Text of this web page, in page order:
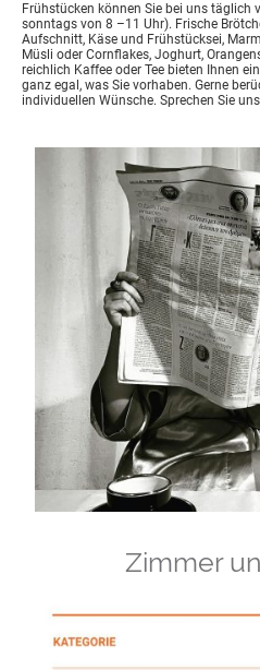
Frühstücken können Sie bei uns täglich
sonntags von 8 –11 Uhr). Frische
Aufschnitt, Käse und Frühstücksei,
Müsli oder Cornflakes, Joghurt,
reichlich Kaffee oder Tee bieten Ihnen
ganz egal, was Sie vorhaben. Gerne
individuellen Wünsche. Sprechen Sie
Zimmer